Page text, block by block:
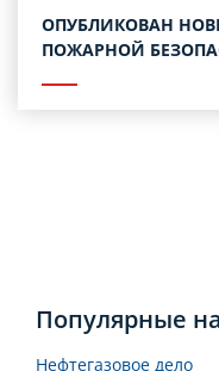
ОПУБЛИКОВАН
ПОЖАРНОЙ
Популярные
Нефтегазовое дело